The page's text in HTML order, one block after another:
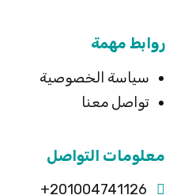
روابط مهمة
سياسة الخصوصية
تواصل معنا
معلومات التواصل
201004741126+